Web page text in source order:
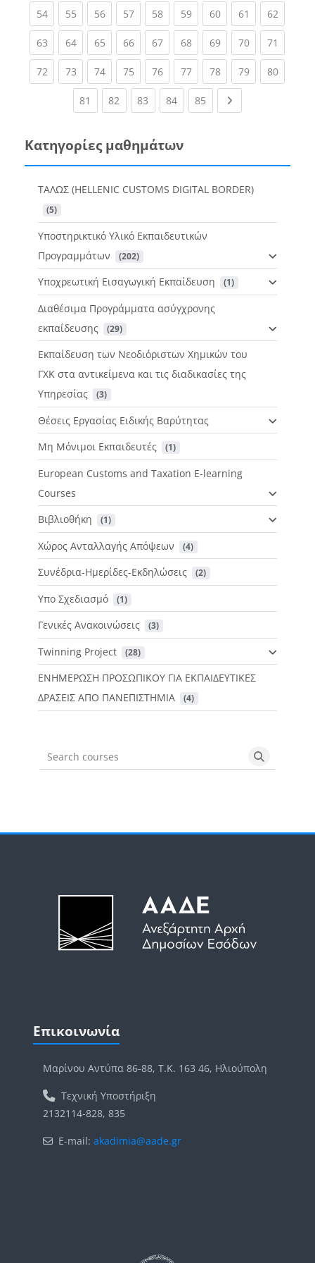
54(current)
55(current)
56(current)
57(current)
58(current)
59(current)
60(current)
61 (current)
62
63(current)
64(current)
65(current)
66(current)
67(current)
68(current)
69(current)
70(current)
71
72(current)
73(current)
74(current)
75(current)
76(current)
77(current)
78(current)
79(current)
80
81 (current)
82 (current)
83 (current)
84(current)
85 (current)Next page
Κατηγορίες μαθημάτων
ΤΑΛΩΣ (HELLENIC CUSTOMS DIGITAL BORDER)
(5)
Υποστηρικτικό Υλικό Εκπαιδευτικών
Προγραμμάτων
(202)
Υποχρεωτική Εισαγωγική Εκπαίδευση (1)
Διαθέσιμα Προγράμματα ασύγχρονης
εκπαίδευσης
(29)
Εκπαίδευση των Νεοδιόριστων Χημικών του
ΓΧΚ στα αντικείμενα και τις διαδικασίες της
Υπηρεσίας
(3)
Θέσεις Εργασίας Ειδικής Βαρύτητας
Μη Μόνιμοι Εκπαιδευτές
(1)
European Customs and Taxation E-learning
Courses
Βιβλιοθήκη
(1)
Χώρος Ανταλλαγής Απόψεων (4)
Συνέδρια-Ημερίδες-Εκδηλώσεις (2)
Υπο Σχεδιασμό (1)
Γενικές Ανακοινώσεις (3)
Twinning Project (28)
ΕΝΗΜΕΡΩΣΗ ΠΡΟΣΩΠΙΚΟΥ ΓΙΑ ΕΚΠΑΙΔΕΥΤΙΚΕΣ
ΔΡΑΣΕΙΣ ΑΠΟ ΠΑΝΕΠΙΣΤΗΜΙΑ
(4)
Search courses Search
Μπλοκ
Επικοινωνία
Μαρίνου Αντύπα 86-88, Τ.Κ. 163 46, Ηλιούπολη
Τεχνική Υποστήριξη
2132114-828, 835
E-mail: akadimia@aade.gr